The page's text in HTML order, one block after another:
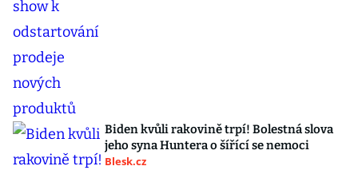
Biden kvůli rakovině trpí! Bolestná slova
jeho syna Huntera o šířící se nemoci
Blesk.cz